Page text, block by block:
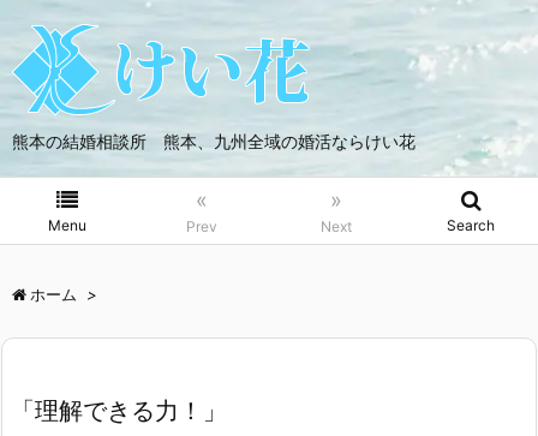
熊本の結婚相談所 熊本、九州全域の婚活ならけい花
Menu
«
Prev
»
Next Search
ホーム >
「理解できる力！」